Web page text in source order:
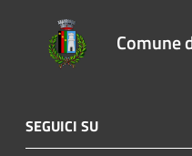
Comune
SEGUICI SU